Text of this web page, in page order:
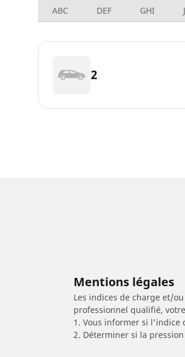
ABC DEF GHI
2
Mentions légales
Les indices de charge et/
professionnel qualifié,
1. Vous informer si l'indice
2. Déterminer si la